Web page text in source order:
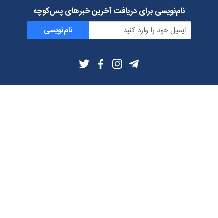
نام‌نویسی برای دریافت آخرین خبرهای پس‌کوچه
نام‌نویسی